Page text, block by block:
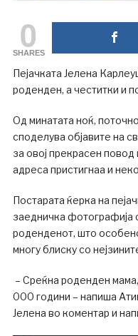
0
SHARES
Пејачката Јелена
роденден, а честитки и
Од минатата ноќ,
споделува објавите на
за овој прекрасен повод
адреса пристигнаа и
Постарата ќерка на
заедничка фотографија
роденденот, што особено
многу блиску со
– Среќна роденден
000 години – напиша
Јелена во коментар и